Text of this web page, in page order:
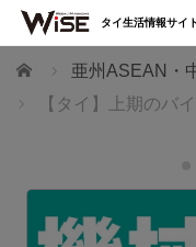
ホーム
亜州ASEAN・
【タイ】上期のバ
タイ生活情報サイト